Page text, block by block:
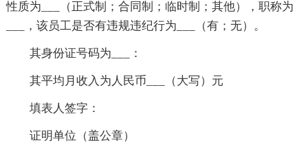
性质为___（正式制；合同制；临时制；其他），职称为
___，该员工是否有违规违纪行为___（有；无）。
其身份证号码为___：
其平均月收入为人民币___（大写）元
填表人签字：
证明单位（盖公章）